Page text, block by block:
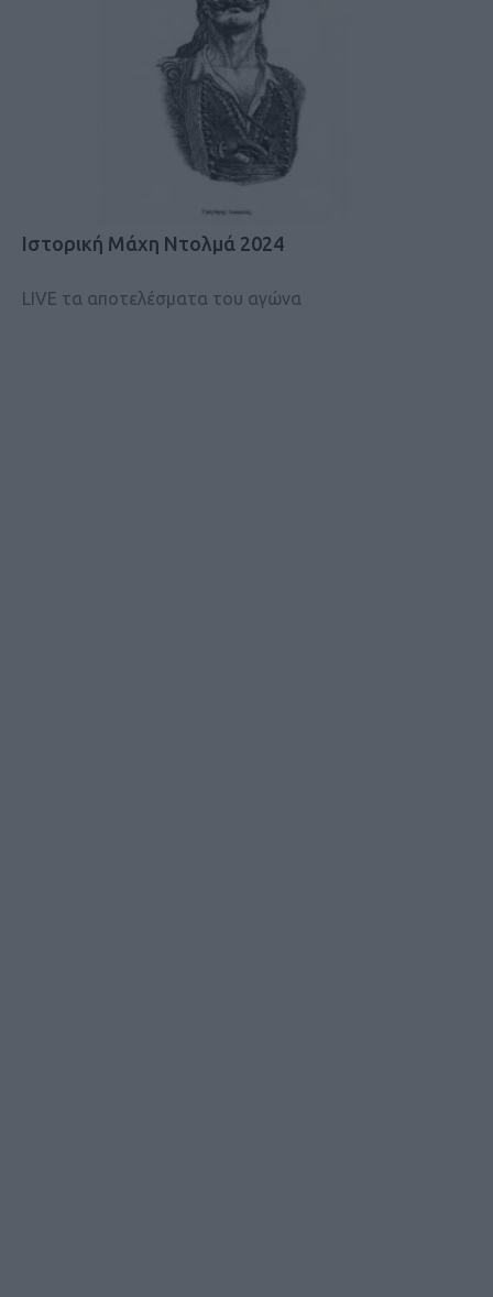
Ιστορική Μάχη Ντολμά 2024
LIVE τα αποτελέσματα του αγώνα